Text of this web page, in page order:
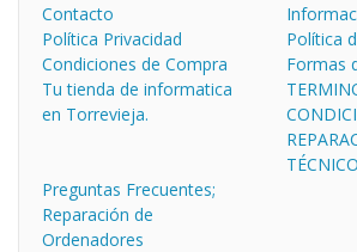
Contacto
Política Privacidad
Política
Condiciones de Compra
Formas
Tu tienda de informatica
en Torrevieja.
TÉCNICO
Preguntas Frecuentes;
Reparación de
Ordenadores